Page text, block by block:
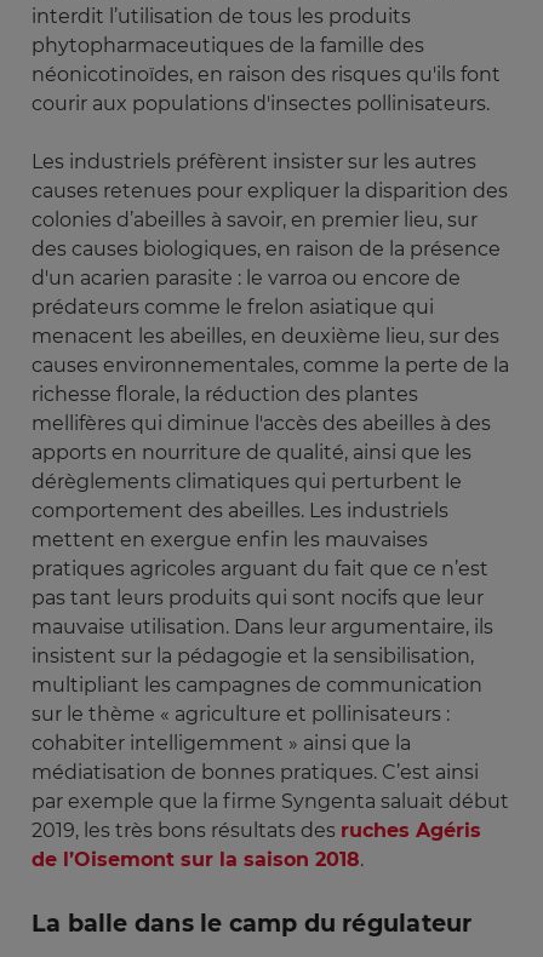
interdit l’utilisation de tous les produits
phytopharmaceutiques de la famille des
néonicotinoïdes, en raison des risques qu'ils font
courir aux populations d'insectes pollinisateurs.
Les industriels préfèrent insister sur les autres
causes retenues pour expliquer la disparition des
colonies d’abeilles à savoir, en premier lieu, sur
des causes biologiques, en raison de la présence
d'un acarien parasite : le varroa ou encore de
prédateurs comme le frelon asiatique qui
menacent les abeilles, en deuxième lieu, sur des
causes environnementales, comme la perte de la
richesse florale, la réduction des plantes
mellifères qui diminue l'accès des abeilles à des
apports en nourriture de qualité, ainsi que les
dérèglements climatiques qui perturbent le
comportement des abeilles. Les industriels
mettent en exergue enfin les mauvaises
pratiques agricoles arguant du fait que ce n’est
pas tant leurs produits qui sont nocifs que leur
mauvaise utilisation. Dans leur argumentaire, ils
insistent sur la pédagogie et la sensibilisation,
multipliant les campagnes de communication
sur le thème « agriculture et pollinisateurs :
cohabiter intelligemment » ainsi que la
médiatisation de bonnes pratiques. C’est ainsi
par exemple que la firme Syngenta saluait début
2019, les très bons résultats des ruches Agéris
de l’Oisemont sur la saison 2018.
La balle dans le camp du régulateur